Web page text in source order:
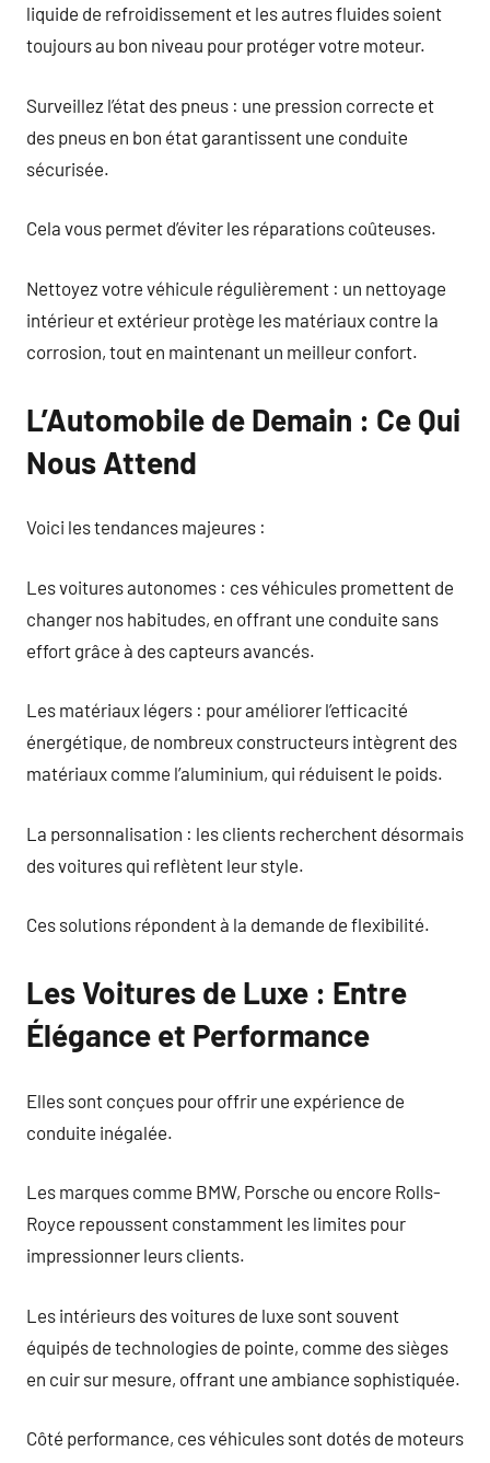
liquide de refroidissement et les autres fluides soient
toujours au bon niveau pour protéger votre moteur.
Surveillez l’état des pneus : une pression correcte et
des pneus en bon état garantissent une conduite
sécurisée.
Cela vous permet d’éviter les réparations coûteuses.
Nettoyez votre véhicule régulièrement : un nettoyage
intérieur et extérieur protège les matériaux contre la
corrosion, tout en maintenant un meilleur confort.
L’Automobile de Demain : Ce Qui
Nous Attend
Voici les tendances majeures :
Les voitures autonomes : ces véhicules promettent de
changer nos habitudes, en offrant une conduite sans
effort grâce à des capteurs avancés.
Les matériaux légers : pour améliorer l’efficacité
énergétique, de nombreux constructeurs intègrent des
matériaux comme l’aluminium, qui réduisent le poids.
La personnalisation : les clients recherchent désormais
des voitures qui reflètent leur style.
Ces solutions répondent à la demande de flexibilité.
Les Voitures de Luxe : Entre
Élégance et Performance
Elles sont conçues pour offrir une expérience de
conduite inégalée.
Les marques comme BMW, Porsche ou encore Rolls-
Royce repoussent constamment les limites pour
impressionner leurs clients.
Les intérieurs des voitures de luxe sont souvent
équipés de technologies de pointe, comme des sièges
en cuir sur mesure, offrant une ambiance sophistiquée.
Côté performance, ces véhicules sont dotés de moteurs